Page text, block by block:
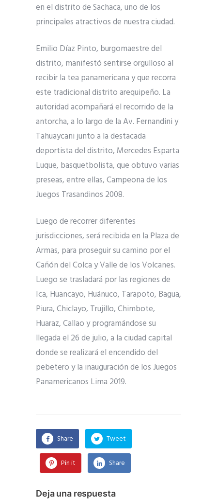
en el distrito de Sachaca, uno de los
principales atractivos de nuestra ciudad.
Emilio Díaz Pinto, burgomaestre del
distrito, manifestó sentirse orgulloso al
recibir la tea panamericana y que recorra
este tradicional distrito arequipeño. La
autoridad acompañará el recorrido de la
antorcha, a lo largo de la Av. Fernandini y
Tahuaycani junto a la destacada
deportista del distrito, Mercedes Esparta
Luque, basquetbolista, que obtuvo varias
preseas, entre ellas, Campeona de los
Juegos Trasandinos 2008.
Luego de recorrer diferentes
jurisdicciones, será recibida en la Plaza de
Armas, para proseguir su camino por el
Cañón del Colca y Valle de los Volcanes.
Luego se trasladará por las regiones de
Ica, Huancayo, Huánuco, Tarapoto, Bagua,
Piura, Chiclayo, Trujillo, Chimbote,
Huaraz, Callao y programándose su
llegada el 26 de julio, a la ciudad capital
donde se realizará el encendido del
pebetero y la inauguración de los Juegos
Panamericanos Lima 2019.
Share Tweet
Pin it Share
Deja una respuesta